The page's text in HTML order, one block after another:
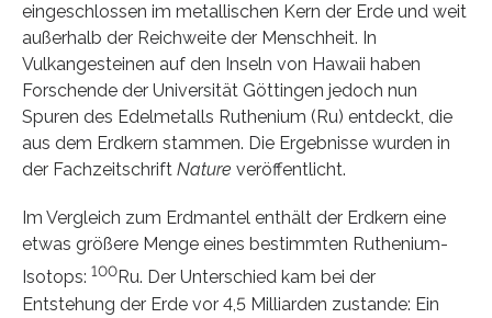
eingeschlossen im metallischen Kern der Erde und weit
außerhalb der Reichweite der Menschheit. In
Vulkangesteinen auf den Inseln von Hawaii haben
Forschende der Universität Göttingen jedoch nun
Spuren des Edelmetalls Ruthenium (Ru) entdeckt, die
aus dem Erdkern stammen. Die Ergebnisse wurden in
der Fachzeitschrift Nature veröffentlicht.
Im Vergleich zum Erdmantel enthält der Erdkern eine
etwas größere Menge eines bestimmten Ruthenium-
Isotops: 100Ru. Der Unterschied kam bei der
Entstehung der Erde vor 4,5 Milliarden zustande: Ein